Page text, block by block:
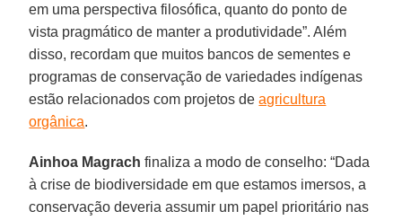
em uma perspectiva filosófica, quanto do ponto de
vista pragmático de manter a produtividade”. Além
disso, recordam que muitos bancos de sementes e
programas de conservação de variedades indígenas
estão relacionados com projetos deagricultura
orgânica.
Ainhoa Magrach finaliza a modo de conselho: “Dada
à crise de biodiversidade em que estamos imersos, a
conservação deveria assumir um papel prioritário nas